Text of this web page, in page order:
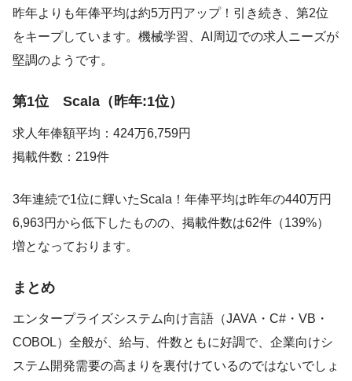
昨年よりも年俸平均は約5万円アップ！引き続き、第2位
をキープしています。機械学習、AI周辺での求人ニーズが
堅調のようです。
第1位 Scala（昨年:1位）
求人年俸額平均：424万6,759円
掲載件数：219件
3年連続で1位に輝いたScala！年俸平均は昨年の440万円
6,963円から低下したものの、掲載件数は62件（139%）
増となっております。
まとめ
エンタープライズシステム向け言語（JAVA・C#・VB・
COBOL）全般が、給与、件数ともに好調で、企業向けシ
ステム開発需要の高まりを裏付けているのではないでしょ